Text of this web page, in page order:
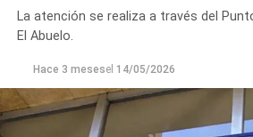
La atención se realiza a través del
El Abuelo.
Hace 3 mesesel 14/05/2026